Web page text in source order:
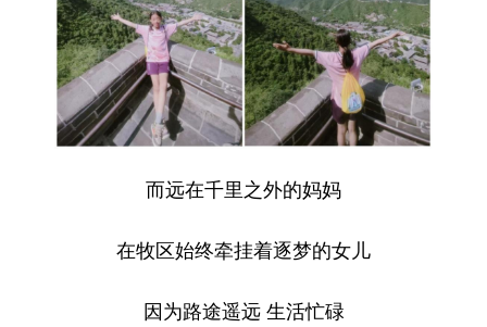
而远在千里之外的妈妈
在牧区始终牵挂着逐梦的女儿
因为路途遥远 生活忙碌